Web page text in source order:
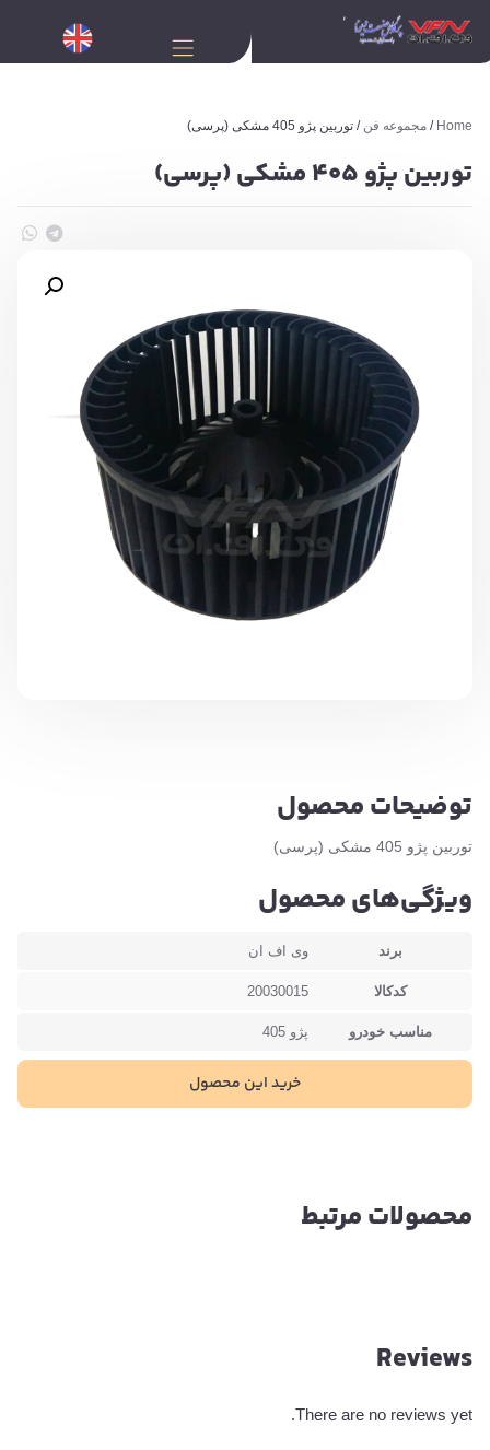
Home
/ مجموعه فن / توربین پژو 405 مشکی (پرسی)
توربین پژو 405 مشکی (پرسی)
توضیحات محصول
توربین پژو 405 مشکی (پرسی)
ویژگی‌های محصول
برند وی اف ان
کدکالا 20030015
مناسب خودرو پژو 405
خرید این محصول
محصولات مرتبط
Reviews
There are no reviews yet.